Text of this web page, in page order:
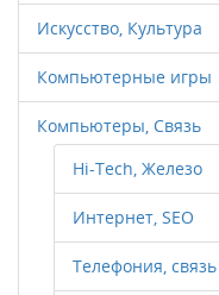
Искусство, Культура
Компьютерные игры
Компьютеры, Связь
Hi-Tech, Железо
Интернет, SEO
Телефония, связь